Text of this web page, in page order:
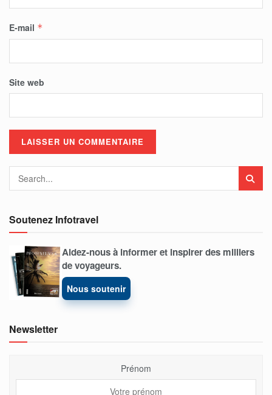
E-mail *
Site web
Soutenez Infotravel
Aidez-nous à informer et inspirer des milliers
de voyageurs.
Nous soutenir
Newsletter
Prénom